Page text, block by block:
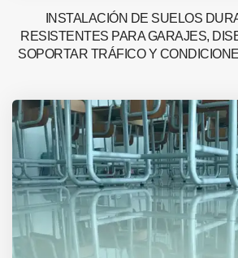
INSTALACIÓN DE SUELOS
RESISTENTES PARA GARAJES,
SOPORTAR TRÁFICO Y